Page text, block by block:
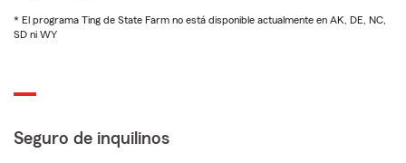
* El programa Ting de State Farm no está disponible actualmente en AK, DE, NC,
SD ni WY
Seguro de inquilinos